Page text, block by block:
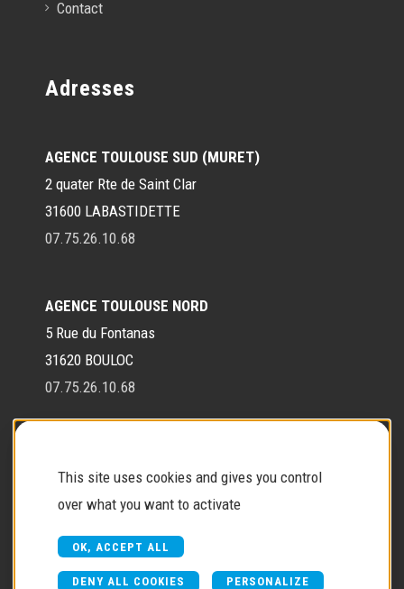
Contact
Adresses
AGENCE TOULOUSE SUD (MURET)
2 quater Rte de Saint Clar
31600 LABASTIDETTE
07.75.26.10.68
AGENCE TOULOUSE NORD
5 Rue du Fontanas
31620 BOULOC
07.75.26.10.68
Contactez-nous
This site uses cookies and gives you control
over what you want to activate
OK, ACCEPT ALL
DENY ALL COOKIES PERSONALIZE